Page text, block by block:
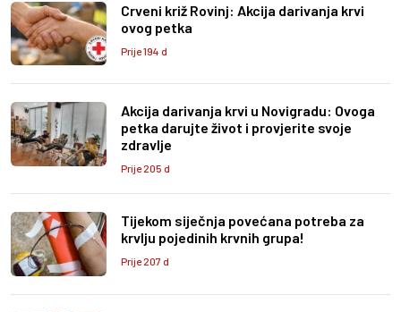
Crveni križ Rovinj: Akcija darivanja krvi
ovog petka
Prije 194 d
Akcija darivanja krvi u Novigradu: Ovoga
petka darujte život i provjerite svoje
zdravlje
Prije 205 d
Tijekom siječnja povećana potreba za
krvlju pojedinih krvnih grupa!
Prije 207 d